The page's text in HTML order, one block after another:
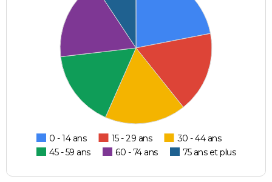
0 - 14 ans 15 - 29 ans
30 - 44 ans
45 - 59 ans
60 - 74 ans 75 ans et plus